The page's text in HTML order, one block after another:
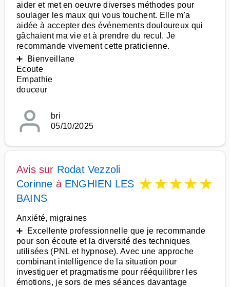
aider et met en oeuvre diverses méthodes pour
soulager les maux qui vous touchent. Elle m'a
aidée à accepter des événements douloureux qui
gâchaient ma vie et à prendre du recul. Je
recommande vivement cette praticienne.
➕ Bienveillane
Ecoute
Empathie
douceur
bri
05/10/2025
Avis sur Rodat Vezzoli
Corinne à ENGHIEN LES
BAINS
★★★★★
Anxiété, migraines
➕ Excellente professionnelle que je recommande
pour son écoute et la diversité des techniques
utilisées (PNL et hypnose). Avec une approche
combinant intelligence de la situation pour
investiguer et pragmatisme pour rééquilibrer les
émotions, je sors de mes séances davantage